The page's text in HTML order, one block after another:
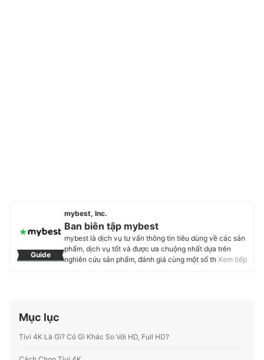
Guide
mybest, Inc.
Ban biên tập mybest
mybest là dịch vụ tư vấn thông tin tiêu dùng về các sản
phẩm, dịch vụ tốt và được ưa chuộng nhất dựa trên
nghiên cứu sản phẩm, đánh giá cùng một số thực
Profile của Ban biên tập mybest
Xem tiếp
Mục lục
Tivi 4K Là Gì? Có Gì Khác So Với HD, Full HD?